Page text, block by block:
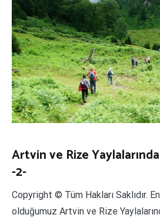
Artvin ve Rize
-2-
Copyright © Tüm Hakları Saklıdır.
olduğumuz Artvin ve Rize